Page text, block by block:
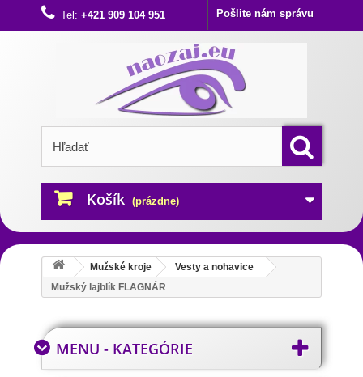
Pošlite nám správu
Tel: +421 909 104 951
Košík (prázdne)
Mužské kroje
Vesty a nohavice
Mužský lajblík FLAGNÁR
MENU - KATEGÓRIE